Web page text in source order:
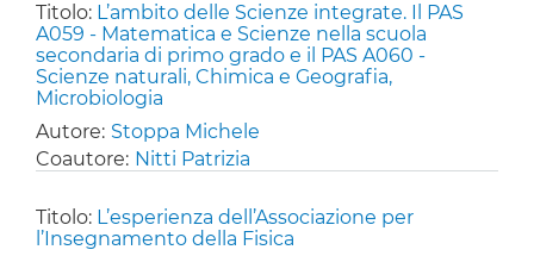
Titolo: L’ambito delle Scienze integrate. Il PAS
A059 - Matematica e Scienze nella scuola
secondaria di primo grado e il PAS A060 -
Scienze naturali, Chimica e Geografia,
Microbiologia
Autore: Stoppa Michele
Coautore: Nitti Patrizia
Titolo: L’esperienza dell’Associazione per
l’Insegnamento della Fisica